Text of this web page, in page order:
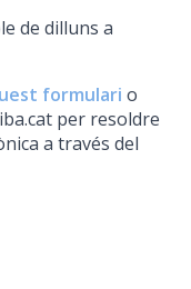
de dilluns a
formulari o
per resoldre
a través del